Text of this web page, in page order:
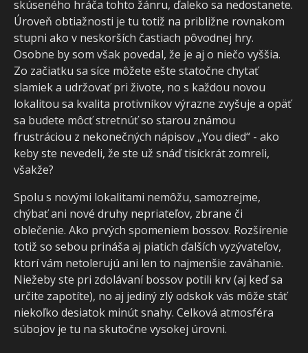
skúseného hráča tohto žánru, ďaleko sa nedostanete.
Úroveň obtiažnosti je tu totiž na približne rovnakom
stupni ako v neskorších častiach pôvodnej hry.
Osobne by som však povedal, že je aj o niečo vyššia.
Zo začiatku sa síce môžete ešte statočne chytať
slamiek a udržovať pri živote, no s každou novou
lokalitou sa kvalita protivníkov výrazne zvyšuje a opäť
sa budete môcť stretnúť so starou známou
frustráciou z nekonečných nápisov „You died“ - ako
keby ste nevedeli, že ste už snáď tisíckrát zomreli,
všakže?
Spolu s novými lokalitami nemôžu, samozrejme,
chýbať ani nové druhy nepriateľov, zbrane či
oblečenie. Ako prvých spomeniem bossov. Rozšírenie
totiž so sebou prináša aj piatich ďalších vyzývateľov,
ktorí vám netolerujú ani len to najmenšie zaváhanie.
Niežeby ste pri zdolávaní bossov potili krv (aj keď sa
určite zapotíte), no aj jediný zlý odskok vás môže stáť
niekoľko desiatok minút snahy. Celková atmosféra
súbojov je tu na skutočne vysokej úrovni.